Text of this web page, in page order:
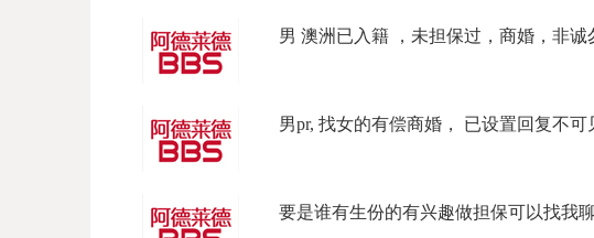
男 澳洲已入籍 ，未担保过，商婚，非诚
男pr, 找女的有偿商婚， 已设置回复不
要是谁有生份的有兴趣做担保可以找我